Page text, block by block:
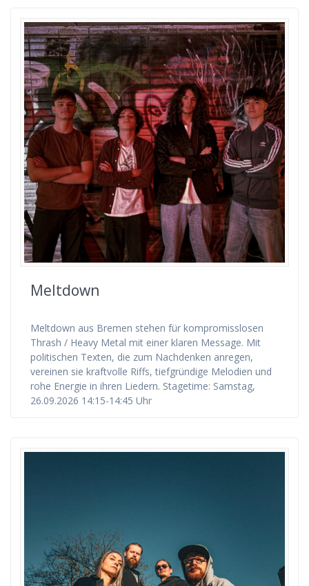
Meltdown
Meltdown aus Bremen stehen für kompromisslosen
Thrash / Heavy Metal mit einer klaren Message. Mit
politischen Texten, die zum Nachdenken anregen,
vereinen sie kraftvolle Riffs, tiefgründige Melodien und
rohe Energie in ihren Liedern. Stagetime: Samstag,
26.09.2026 14:15-14:45 Uhr